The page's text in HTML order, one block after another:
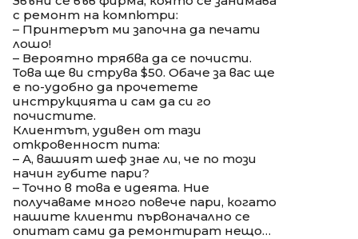
с ремонт на компютри:
– Принтерът ми започна да печати
лошо!
– Вероятно трябва да се почисти.
Това ще ви струва $50. Обаче за вас ще
е по-удобно да прочетете
инструкцията и сам да си го
почистите.
Клиентът, удивен от тази
откровенност пита:
– А, вашият шеф знае ли, че по този
начин губите пари?
– Точно в това е идеята. Ние
получаваме много повече пари, когато
нашите клиенти първоначално се
опитат сами да ремонтират нещо…